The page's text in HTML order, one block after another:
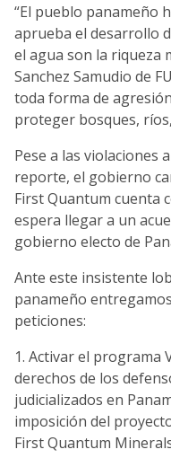
“El pueblo panameño
aprueba el desarrollo
el agua son la riqueza
Sanchez Samudio de
toda forma de
proteger bosques,
Pese a las violaciones
reporte, el gobierno
First Quantum cuenta
espera llegar a un
gobierno electo de
Ante este insistente
panameño
peticiones:
1. Activar el programa
derechos de los
judicializados en
imposición del
First Quantum